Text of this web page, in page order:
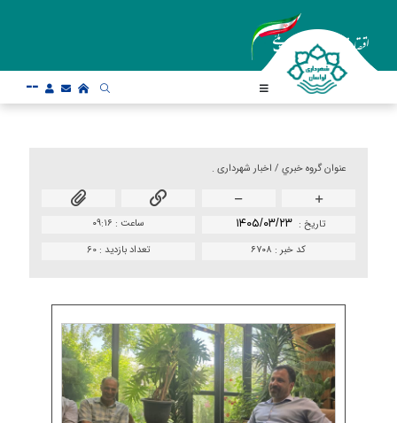
--
عنوان گروه خبري / اخبار شهرداری .
ساعت : ۰۹:۱۶ تاريخ : ۱۴۰۵/۰۳/۲۳
تعداد بازدید :60 کد خبر : ۶۷۰۸